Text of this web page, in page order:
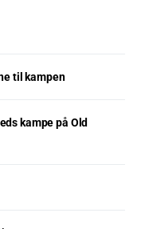
til kampen
kampe på Old